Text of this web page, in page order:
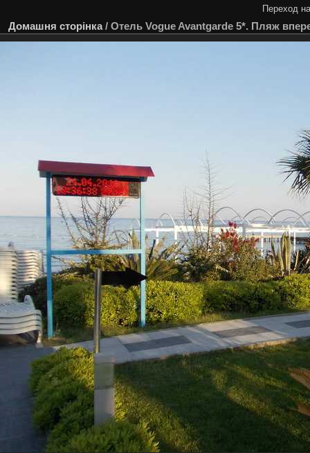
Переход
Домашня сторінка/ Отель Vogue Avantgarde 5*. Пляж